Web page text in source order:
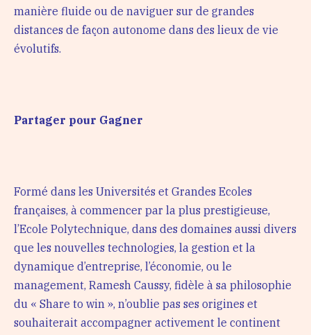
manière fluide ou de naviguer sur de grandes
distances de façon autonome dans des lieux de vie
évolutifs.
Partager pour Gagner
Formé dans les Universités et Grandes Ecoles
françaises, à commencer par la plus prestigieuse,
l’Ecole Polytechnique, dans des domaines aussi divers
que les nouvelles technologies, la gestion et la
dynamique d’entreprise, l’économie, ou le
management, Ramesh Caussy, fidèle à sa philosophie
du « Share to win », n’oublie pas ses origines et
souhaiterait accompagner activement le continent